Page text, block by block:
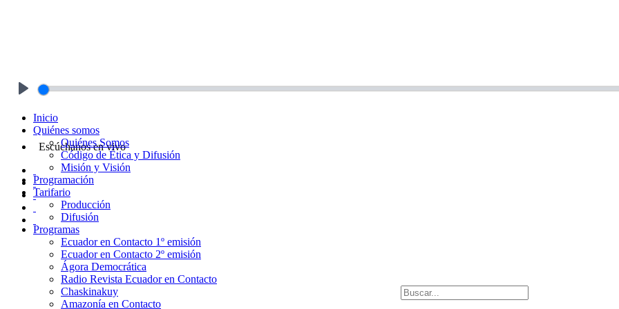
Escúchanos en vivo
Inicio
Quiénes somos
Quiénes Somos
Código de Ética y Difusión
Misión y Visión
Programación
Tarifario
Producción
Difusión
Programas
Ecuador en Contacto 1º emisión
Ecuador en Contacto 2º emisión
Ágora Democrática
Radio Revista Ecuador en Contacto
Chaskinakuy
Amazonía en Contacto